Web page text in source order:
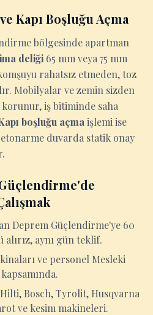
Kapı Boşluğu Açma
bölgesinde apartman
deliği 65 mm veya 75 mm
rahatsız etmeden, toz
Mobilyalar ve zemin sizden
iş bitiminde saha
boşluğu açma işlemi ise
duvarda statik onay
Deprem Güçlendirme'ye 60
alırız, aynı gün teklif.
ve personel Mesleki
Hilti, Bosch, Tyrolit, Husqvarna
ve kesim makineleri.